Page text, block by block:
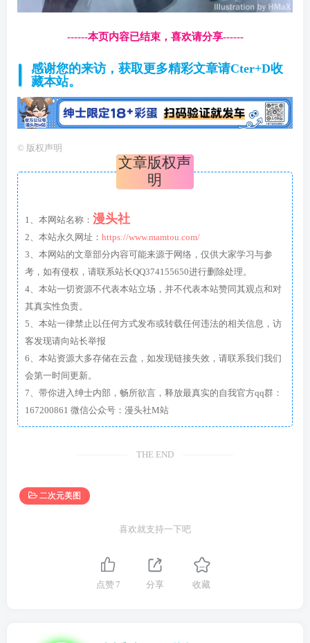
------本页内容已结束，喜欢请分享------
感谢您的来访，获取更多精彩文章请Cter+D收
藏本站。
© 版权声明
文章版权声
明
1、本网站名称： 漫头社
2、本站永久网址： https://www.mamtou.com/
3、本网站的文章部分内容可能来源于网络，仅供大家学习与参
考，如有侵权，请联系站长QQ374155650进行删除处理。
4、本站一切资源不代表本站立场，并不代表本站赞同其观点和对
其真实性负责。
5、本站一律禁止以任何方式发布或转载任何违法的相关信息，访
客发现请向站长举报
6、本站资源大多存储在云盘，如发现链接失效，请联系我们我们
会第一时间更新。
7、带你进入绅士内部，畅所欲言，释放最真实的自我官方qq群：
167200861 微信公众号：漫头社M站
THE END
二次元美图
喜欢就支持一下吧
点赞 7 分享 收藏